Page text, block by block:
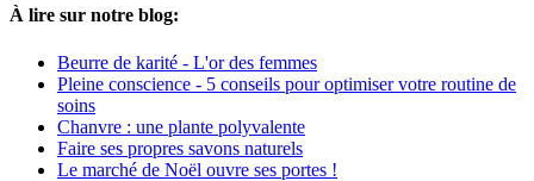
À lire sur notre blog:
Beurre de karité - L'or des femmes
Pleine conscience - 5 conseils pour optimiser votre routine de
soins
Chanvre : une plante polyvalente
Faire ses propres savons naturels
Le marché de Noël ouvre ses portes !